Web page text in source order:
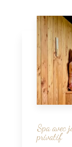
Spa avec
privatif